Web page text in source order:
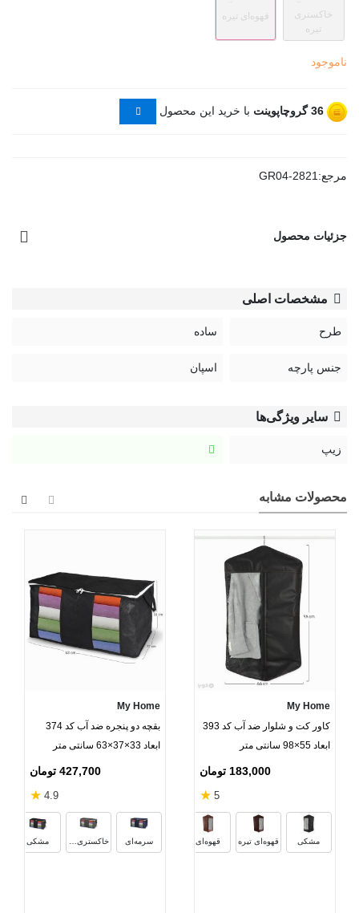
خاکستری
تیره
قهوه‌ای تیره
ناموجود
36گروچاپوینت با خرید این محصول
مرجع: GR04-2821
جزئیات محصول
مشخصات اصلی
طرح ساده
جنس پارچه اسپان
سایر ویژگی‌ها
زیپ
محصولات مشابه
My Home
کاور کت و شلوار ضد آب کد 393
ابعاد 55×98 سانتی متر
183,000 تومان
5
★
مشکی قهوه‌ای تیره قهوه‌ای
My Home
بقچه دو پنجره ضد آب کد 374
ابعاد 33×37×63 سانتی متر
427,700 تومان
4.9
★
سرمه‌ای خاکستری تیره مشکی